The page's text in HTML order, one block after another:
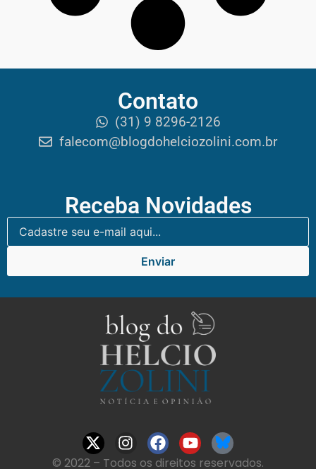
Contato
(31) 9 8296-2126
falecom@blogdohelciozolini.com.br
Receba Novidades
Enviar
© 2022 – Todos os direitos reservados.